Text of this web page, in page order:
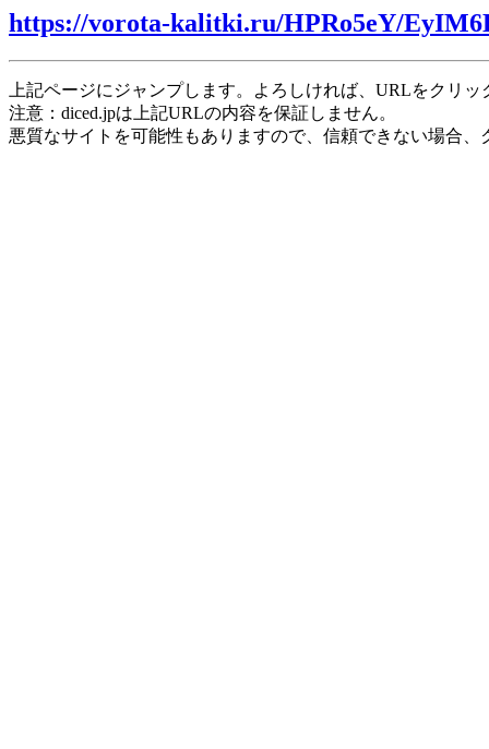
https://vorota-kalitki.ru/HPRo5eY/
上記ページにジャンプします。よろしければ、URLをクリ
注意：diced.jpは上記URLの内容を保証しません。
悪質なサイトを可能性もありますので、信頼できない場合、